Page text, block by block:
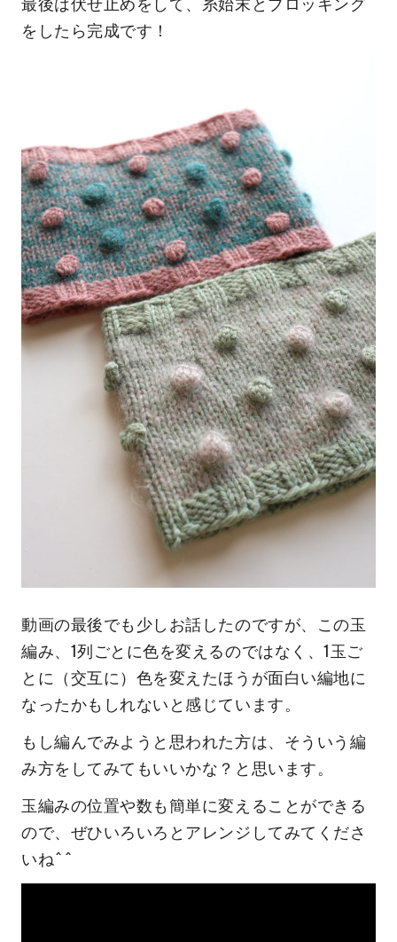
最後は伏せ止めをして、糸始末とブロッキング
をしたら完成です！
動画の最後でも少しお話したのですが、この玉
編み、1列ごとに色を変えるのではなく、1玉ご
とに（交互に）色を変えたほうが面白い編地に
なったかもしれないと感じています。
もし編んでみようと思われた方は、そういう編
み方をしてみてもいいかな？と思います。
玉編みの位置や数も簡単に変えることができる
ので、ぜひいろいろとアレンジしてみてくださ
いね^^